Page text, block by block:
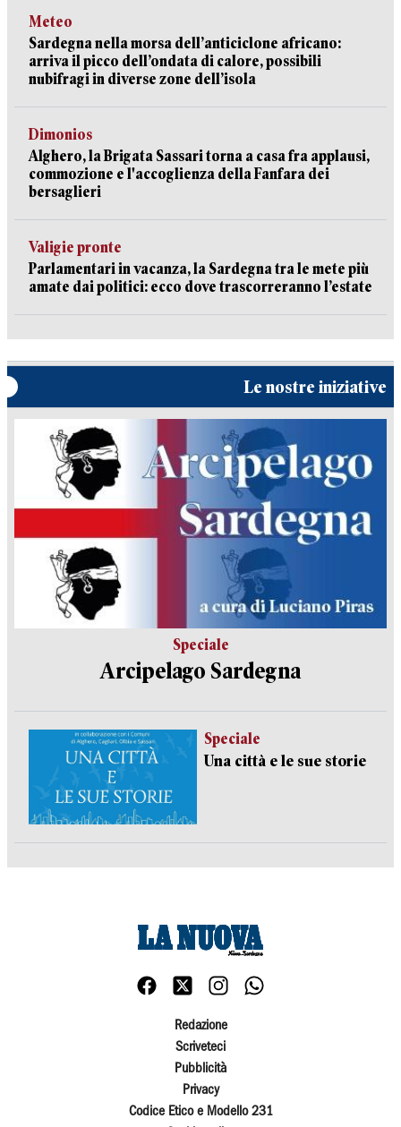
Meteo
Sardegna nella morsa dell’anticiclone africano:
arriva il picco dell’ondata di calore, possibili
nubifragi in diverse zone dell’isola
Dimonios
Alghero, la Brigata Sassari torna a casa fra applausi,
commozione e l'accoglienza della Fanfara dei
bersaglieri
Valigie pronte
Parlamentari in vacanza, la Sardegna tra le mete più
amate dai politici: ecco dove trascorreranno l’estate
Le nostre iniziative
Speciale
Arcipelago Sardegna
Speciale
Una città e le sue storie
Redazione
Scriveteci
Pubblicità
Privacy
Codice Etico e Modello 231